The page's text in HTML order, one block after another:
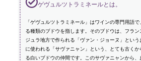
ゲヴュルツトラミネールとは。
「ゲヴュルツトラミネール」はワインの専門用語で
る種類のブドウを指します。そのブドウは、フラン
ジュラ地方で作られる「ヴァン・ジョーヌ」という
に使われる「サヴァニャン」という、とても古くか
る白いブドウの仲間です。このサヴァニャンから、